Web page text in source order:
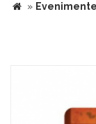
» Evenimente